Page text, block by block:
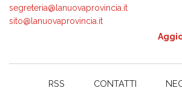
segreteria@lanuovaprovincia.it
sito@lanuovaprovincia.it
RSS CONTATTI